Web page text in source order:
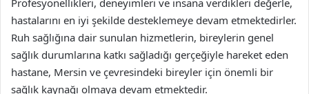
hastalarını en iyi şekilde desteklemeye devam etmektedirler.
Ruh sağlığına dair sunulan hizmetlerin, bireylerin genel
sağlık durumlarına katkı sağladığı gerçeğiyle hareket eden
hastane, Mersin ve çevresindeki bireyler için önemli bir
sağlık kaynağı olmaya devam etmektedir.